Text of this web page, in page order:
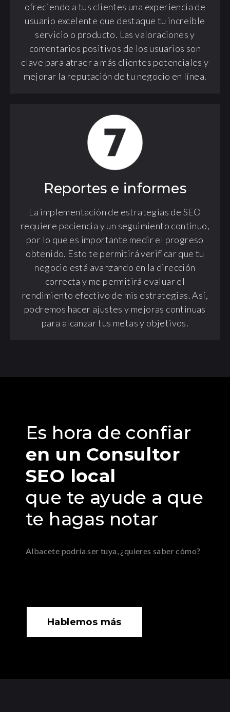
ofreciendo a tus clientes una experiencia de
usuario excelente que destaque tu increíble
servicio o producto. Las valoraciones y
comentarios positivos de los usuarios son
clave para atraer a más clientes potenciales y
mejorar la reputación de tu negocio en línea.
Reportes e informes
La implementación de estrategias de SEO
requiere paciencia y un seguimiento continuo,
por lo que es importante medir el progreso
obtenido. Esto te permitirá verificar que tu
negocio está avanzando en la dirección
correcta y me permitirá evaluar el
rendimiento efectivo de mis estrategias. Así,
podremos hacer ajustes y mejoras continuas
para alcanzar tus metas y objetivos.
Es hora de confiar
en un Consultor
SEO local
que te ayude a que
te hagas notar
Albacete podría ser tuya, ¿quieres saber cómo?
Hablemos más